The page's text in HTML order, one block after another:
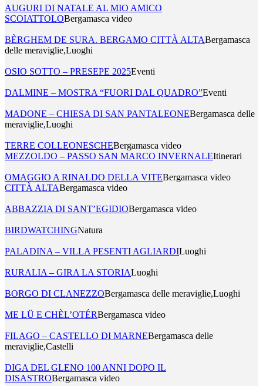
AUGURI DI NATALE AL MIO AMICO
SCOIATTOLOBergamasca video
BÈRGHEM DE SURA. BERGAMO CITTÀ ALTABergamasca
delle meraviglie,Luoghi
OSIO SOTTO – PRESEPE 2025Eventi
DALMINE – MOSTRA “FUORI DAL QUADRO”Eventi
MADONE – CHIESA DI SAN PANTALEONEBergamasca delle
meraviglie,Luoghi
TERRE COLLEONESCHEBergamasca video
MEZZOLDO – PASSO SAN MARCO INVERNALEItinerari
OMAGGIO A RINALDO DELLA VITEBergamasca video
CITTÀ ALTABergamasca video
ABBAZZIA DI SANT’EGIDIOBergamasca video
BIRDWATCHINGNatura
PALADINA – VILLA PESENTI AGLIARDILuoghi
RURALIA – GIRA LA STORIALuoghi
BORGO DI CLANEZZOBergamasca delle meraviglie,Luoghi
ME LÜ E CHÈL’OTÉRBergamasca video
FILAGO – CASTELLO DI MARNEBergamasca delle
meraviglie,Castelli
DIGA DEL GLENO 100 ANNI DOPO IL
DISASTROBergamasca video